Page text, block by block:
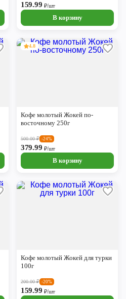
159.99 ₽/шт
В корзину
4.8
Кофе молотый Жокей по-
восточному 250г
500.00₽ -24%
379.99 ₽/шт
В корзину
Кофе молотый Жокей для турки
100г
200.00₽ -20%
159.99 ₽/шт